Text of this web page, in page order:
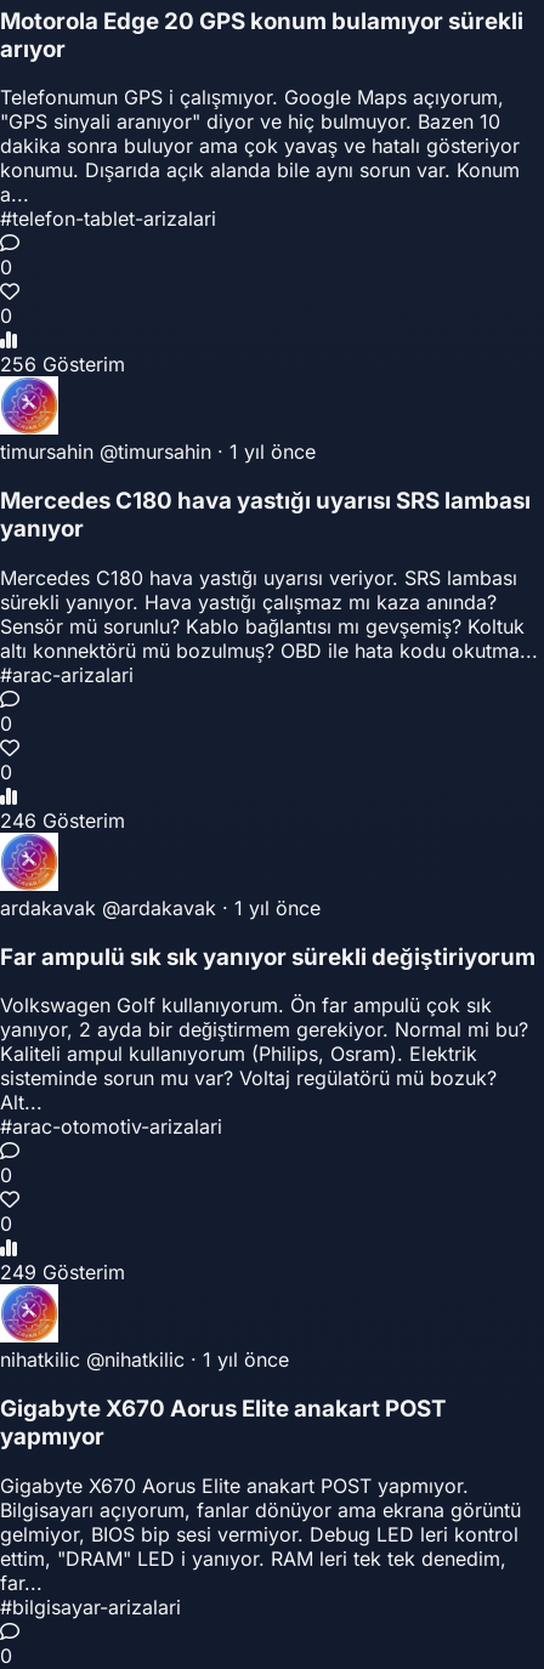
Motorola Edge 20 GPS konum bulamıyor sürekli
arıyor
Telefonumun GPS i çalışmıyor. Google Maps açıyorum,
"GPS sinyali aranıyor" diyor ve hiç bulmuyor. Bazen 10
dakika sonra buluyor ama çok yavaş ve hatalı gösteriyor
konumu. Dışarıda açık alanda bile aynı sorun var. Konum
a...
#telefon-tablet-arizalari
0
0
256 Gösterim
timursahin @timursahin · 1 yıl önce
Mercedes C180 hava yastığı uyarısı SRS lambası
yanıyor
Mercedes C180 hava yastığı uyarısı veriyor. SRS lambası
sürekli yanıyor. Hava yastığı çalışmaz mı kaza anında?
Sensör mü sorunlu? Kablo bağlantısı mı gevşemiş? Koltuk
altı konnektörü mü bozulmuş? OBD ile hata kodu okutma...
#arac-arizalari
0
0
246 Gösterim
ardakavak @ardakavak · 1 yıl önce
Far ampulü sık sık yanıyor sürekli değiştiriyorum
Volkswagen Golf kullanıyorum. Ön far ampulü çok sık
yanıyor, 2 ayda bir değiştirmem gerekiyor. Normal mi bu?
Kaliteli ampul kullanıyorum (Philips, Osram). Elektrik
sisteminde sorun mu var? Voltaj regülatörü mü bozuk?
Alt...
#arac-otomotiv-arizalari
0
0
249 Gösterim
nihatkilic @nihatkilic · 1 yıl önce
Gigabyte X670 Aorus Elite anakart POST
yapmıyor
Gigabyte X670 Aorus Elite anakart POST yapmıyor.
Bilgisayarı açıyorum, fanlar dönüyor ama ekrana görüntü
gelmiyor, BIOS bip sesi vermiyor. Debug LED leri kontrol
ettim, "DRAM" LED i yanıyor. RAM leri tek tek denedim,
far...
#bilgisayar-arizalari
0